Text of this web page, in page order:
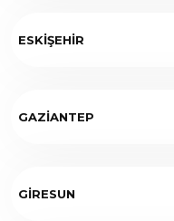
ESKİŞEHİR
GAZİANTEP
GİRESUN